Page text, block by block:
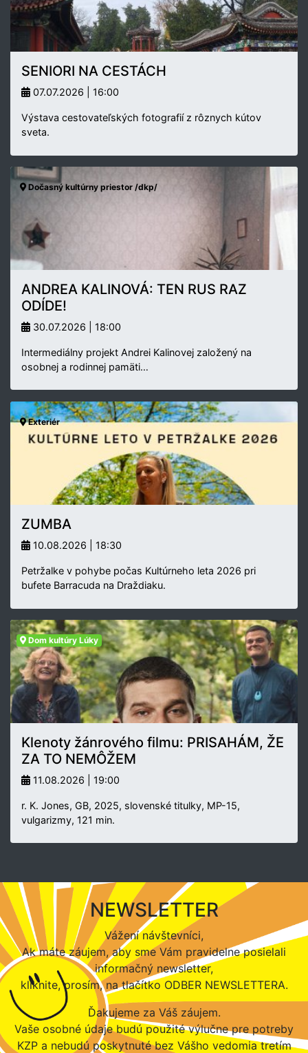
SENIORI NA CESTÁCH
07.07.2026 | 16:00
Výstava cestovateľských fotografií z rôznych kútov
sveta.
Dočasný kultúrny priestor /dkp/
ANDREA KALINOVÁ: TEN RUS RAZ
ODÍDE!
30.07.2026 | 18:00
Intermediálny projekt Andrei Kalinovej založený na
osobnej a rodinnej pamäti…
Exteriér
ZUMBA
10.08.2026 | 18:30
Petržalke v pohybe počas Kultúrneho leta 2026 pri
bufete Barracuda na Draždiaku.
Dom kultúry Lúky
Klenoty žánrového filmu: PRISAHÁM, ŽE
ZA TO NEMÔŽEM
11.08.2026 | 19:00
r. K. Jones, GB, 2025, slovenské titulky, MP-15,
vulgarizmy, 121 min.
NEWSLETTER
Vážení návštevníci,
Ak máte záujem, aby sme Vám pravidelne posielali
informačný newsletter,
kliknite, prosím, na tlačítko ODBER NEWSLETTERA.
Ďakujeme za Váš záujem.
Vaše osobné údaje budú použité výlučne pre potreby
KZP a nebudú poskytnuté bez Vášho vedomia tretím